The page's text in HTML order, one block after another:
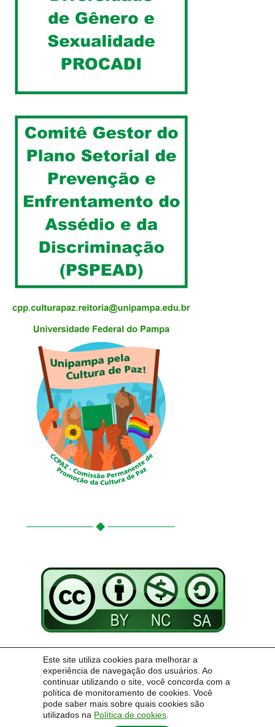
Este site utiliza cookies para melhorar a
experiência de navegação dos usuários. Ao
continuar utilizando o site, você concorda com a
política de monitoramento de cookies. Você
pode saber mais sobre quais cookies são
utilizados na Política de cookies
compartilhável sob a mesma licença.
https://sites.unipampa.edu.br/adafi/creative-commons
https://creativecommons.org/
licenses/by-nc-sa/4.0